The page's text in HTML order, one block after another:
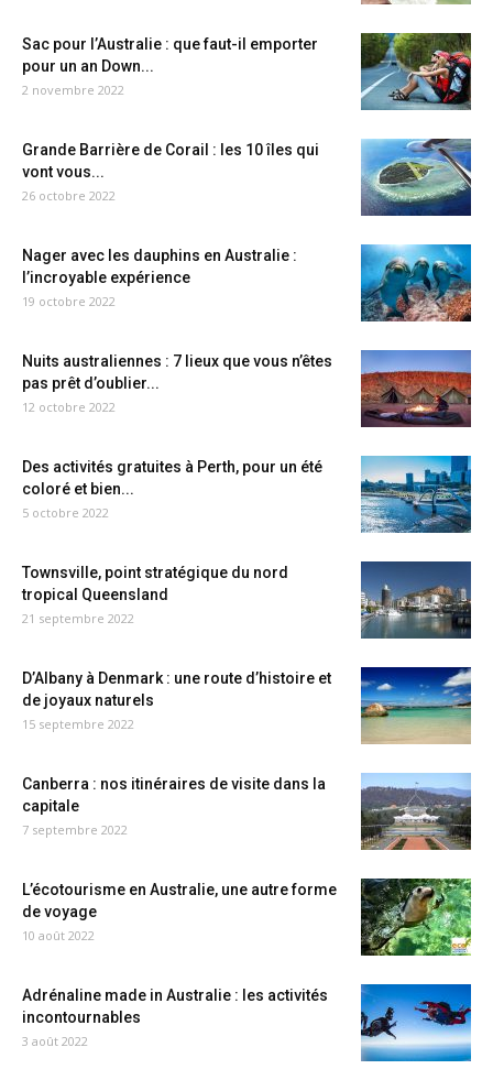
Sac pour l’Australie : que faut-il emporter
pour un an Down...
2 novembre 2022
Grande Barrière de Corail : les 10 îles qui
vont vous...
26 octobre 2022
Nager avec les dauphins en Australie :
l’incroyable expérience
19 octobre 2022
Nuits australiennes : 7 lieux que vous n’êtes
pas prêt d’oublier...
12 octobre 2022
Des activités gratuites à Perth, pour un été
coloré et bien...
5 octobre 2022
Townsville, point stratégique du nord
tropical Queensland
21 septembre 2022
D’Albany à Denmark : une route d’histoire et
de joyaux naturels
15 septembre 2022
Canberra : nos itinéraires de visite dans la
capitale
7 septembre 2022
L’écotourisme en Australie, une autre forme
de voyage
10 août 2022
Adrénaline made in Australie : les activités
incontournables
3 août 2022